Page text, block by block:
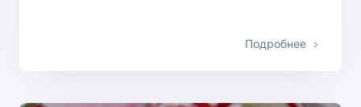
Подробнее